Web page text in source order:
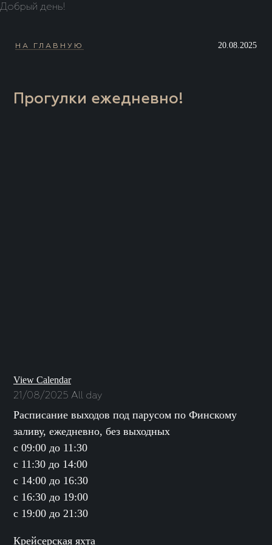
Добрый день!
НА ГЛАВНУЮ 20.08.2025
Прогулки ежедневно!
View Calendar
21/08/2025 All day
Расписание выходов под парусом по Финскому
заливу, ежедневно, без выходных
с 09:00 до 11:30
с 11:30 до 14:00
с 14:00 до 16:30
с 16:30 до 19:00
с 19:00 до 21:30
Крейсерская яхта